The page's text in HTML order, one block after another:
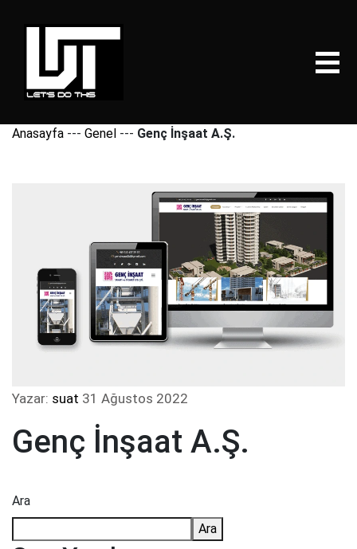
Anasayfa --- Genel --- Genç İnşaat A.Ş.
Yazar: suat 31 Ağustos 2022
Genç İnşaat A.Ş.
Ara
Ara